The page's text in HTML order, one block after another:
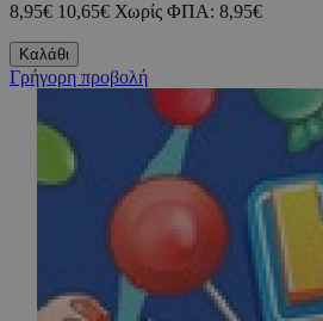
8,95€ 10,65€ Χωρίς ΦΠΑ: 8,95€
Καλάθι
Γρήγορη προβολή